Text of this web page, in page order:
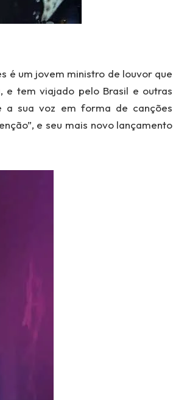
é um jovem ministro de louvor que
e tem viajado pelo Brasil e outras
a sua voz em forma de canções
e seu mais novo lançamento